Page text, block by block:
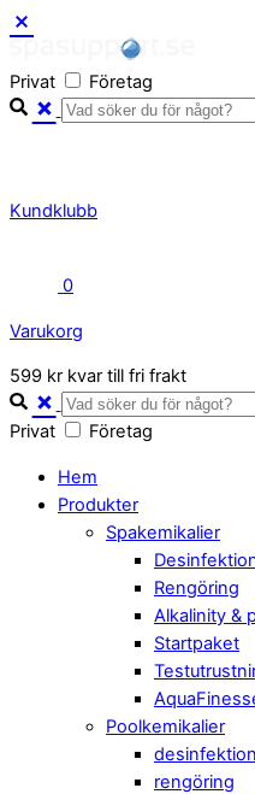
to
content
Privat Företag
Kundklubb
0
Varukorg
Close
Cart
599 kr kvar till fri frakt
Privat Företag
Hem
Produkter
Spakemikalier
Rengöring
Alkalinity &
Startpaket
Poolkemikalier
desinfektion
rengöring